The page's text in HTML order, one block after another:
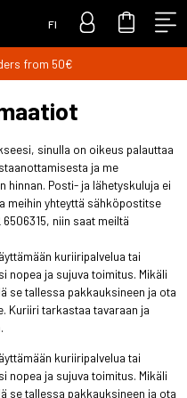
FI
from 50€
sinulla on oikeus palauttaa
ja me
hinnan. Posti- ja lähetyskuluja ei
meihin yhteyttä sähköpostitse
niin saat meiltä
kuriiripalvelua tai
nopea ja sujuva toimitus. Mikäli
se tallessa pakkauksineen ja ota
Kuriiri tarkastaa tavaraan ja
kuriiripalvelua tai
nopea ja sujuva toimitus. Mikäli
se tallessa pakkauksineen ja ota